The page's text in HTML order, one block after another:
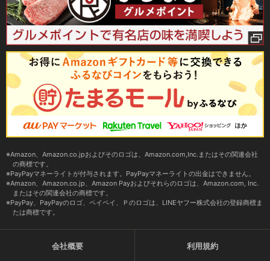
Amazon、Amazon.co.jpおよびそのロゴは、Amazon.com,Inc.またはその関連会社
の商標です。
PayPayマネーライトが付与されます。PayPayマネーライトの出金はできません。
Amazon、Amazon.co.jp、Amazon Payおよびそれらのロゴは、Amazon.com, Inc.
またはその関連会社の商標です。
PayPay、PayPayのロゴ、ペイペイ、Ｐのロゴは、LINEヤフー株式会社の登録商標ま
たは商標です。
会社概要 利用規約